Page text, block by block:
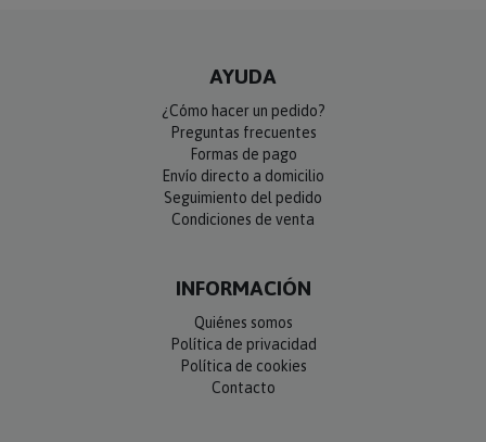
AYUDA
¿Cómo hacer un pedido?
Preguntas frecuentes
Formas de pago
Envío directo a domicilio
Seguimiento del pedido
Condiciones de venta
INFORMACIÓN
Quiénes somos
Política de privacidad
Política de cookies
Contacto